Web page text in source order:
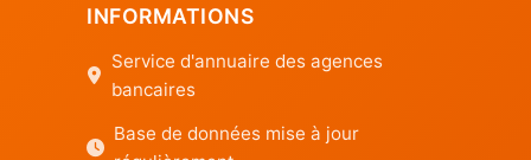
INFORMATIONS
Service d'annuaire des agences
bancaires
Base de données mise à jour